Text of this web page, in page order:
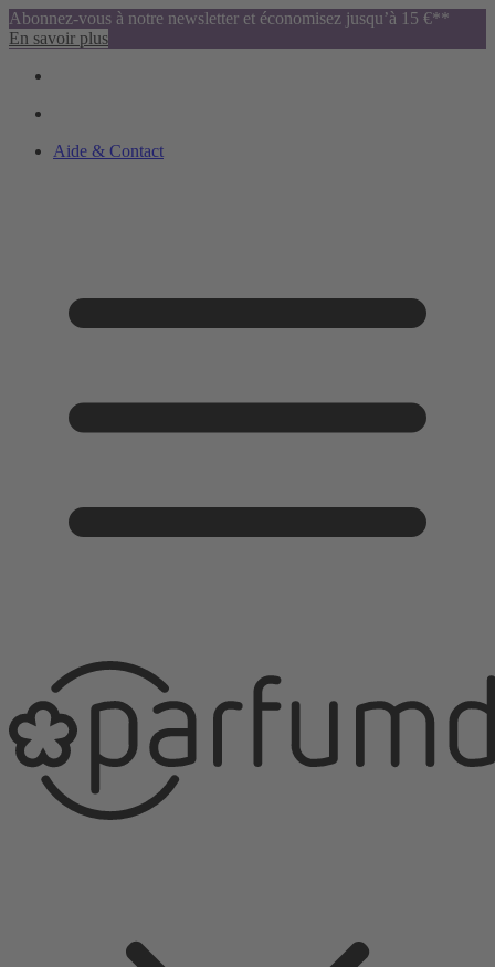
Abonnez-vous à notre newsletter et économisez jusqu’à 15 €**
En savoir plus
Aide & Contact